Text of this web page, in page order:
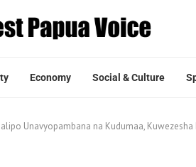
Economy Social & Culture
Unavyopambana na Kudumaa,